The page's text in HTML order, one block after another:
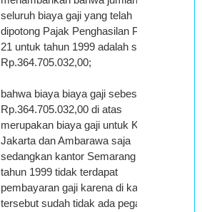
seluruh biaya gaji yang telah
dipotong Pajak Penghasilan Pasal
21 untuk tahun 1999 adalah sebesar
Rp.364.705.032,00;
bahwa biaya biaya gaji sebesar
Rp.364.705.032,00 di atas
merupakan biaya gaji untuk Kantor
Jakarta dan Ambarawa saja
sedangkan kantor Semarang di
tahun 1999 tidak terdapat
pembayaran gaji karena di kantor
tersebut sudah tidak ada pegawai